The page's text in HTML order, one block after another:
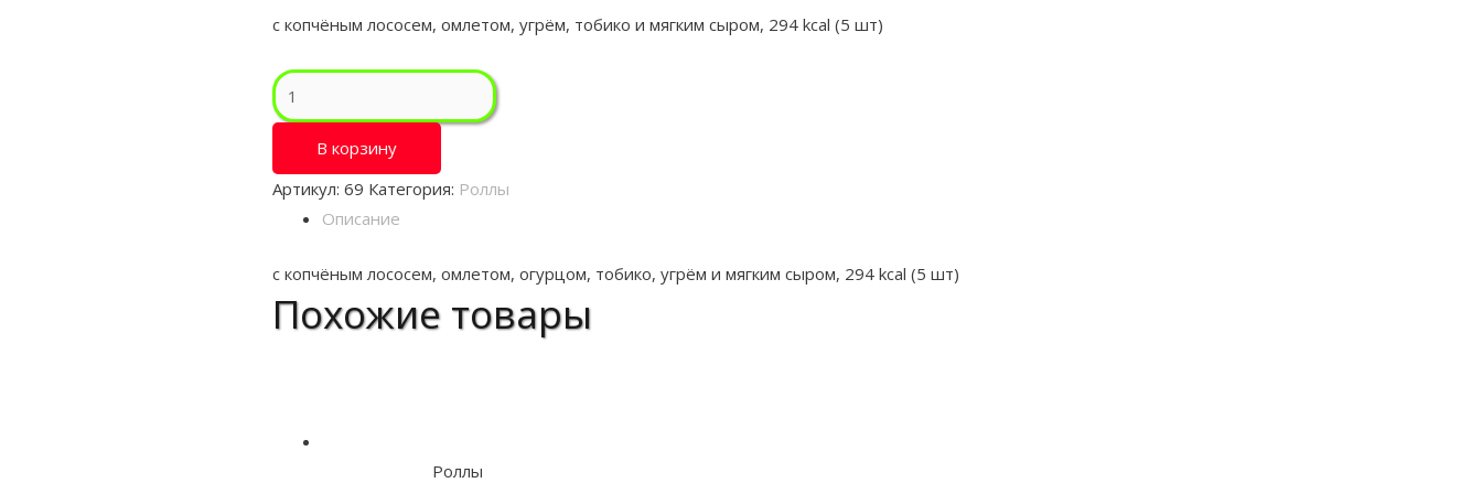
с копчёным лососем, омлетом, угрём, тобико и мягким сыром, 294 kcal (5 шт)
Количество
ЧИДОРИ
В корзину
Артикул:69 Категория: Роллы
Описание
с копчёным лососем, омлетом, огурцом, тобико, угрём и мягким сыром, 294 kcal (5 шт)
Похожие товары
Роллы